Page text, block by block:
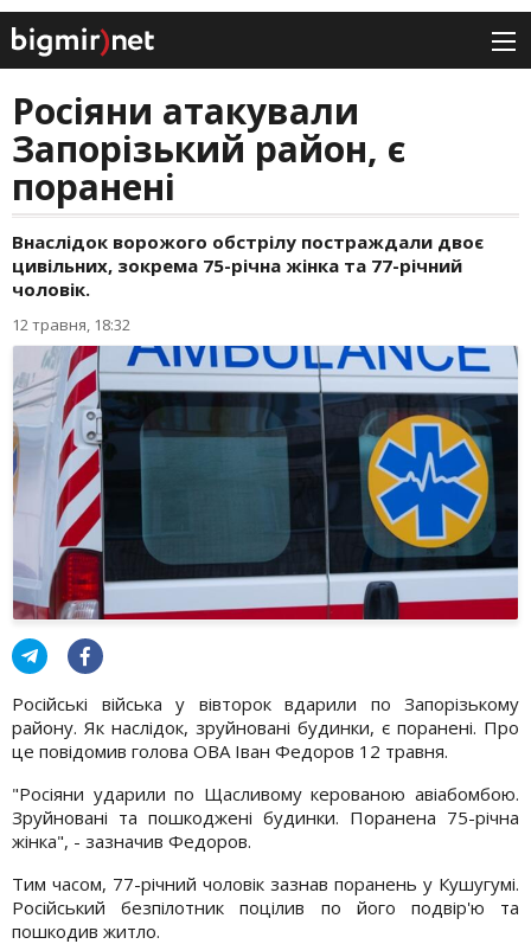
Росіяни атакували
Запорізький район, є
поранені
Внаслідок ворожого обстрілу постраждали двоє
цивільних, зокрема 75-річна жінка та 77-річний
чоловік.
12 травня, 18:32
Російські війська у вівторок вдарили по Запорізькому
району. Як наслідок, зруйновані будинки, є поранені. Про
це повідомив голова ОВА Іван Федоров 12 травня.
"Росіяни ударили по Щасливому керованою авіабомбою.
Зруйновані та пошкоджені будинки. Поранена 75-річна
жінка", - зазначив Федоров.
Тим часом, 77-річний чоловік зазнав поранень у Кушугумі.
Російський безпілотник поцілив по його подвір'ю та
пошкодив житло.